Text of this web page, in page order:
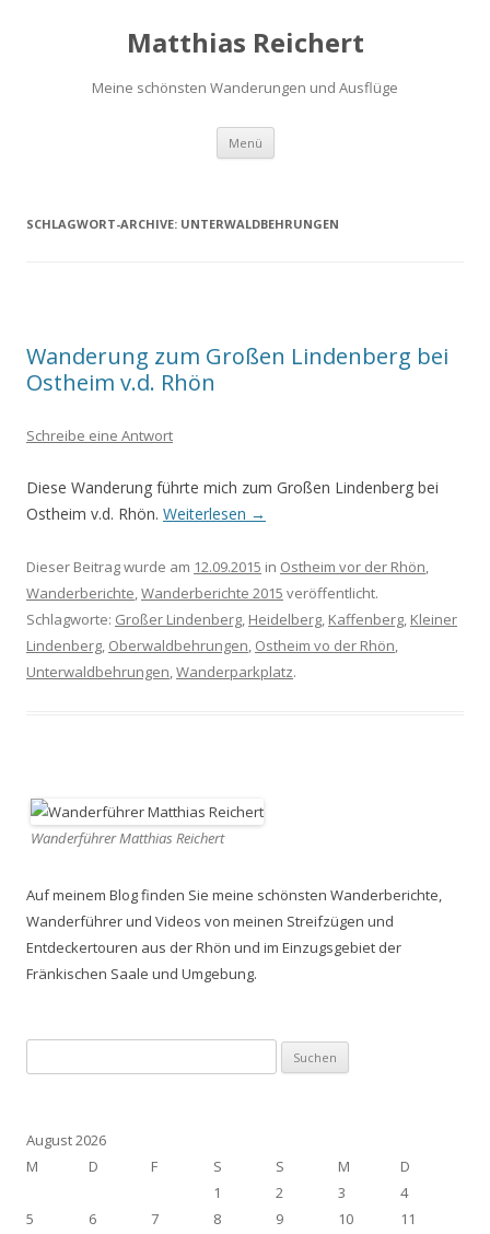
Matthias Reichert
Meine schönsten Wanderungen und Ausflüge
Menü Zum
springen
SCHLAGWORT-ARCHIVE: UNTERWALDBEHRUNGEN
Wanderung zum Großen Lindenberg bei
Ostheim v.d. Rhön
Schreibe eine Antwort
Diese Wanderung führte mich zum Großen Lindenberg bei
Ostheim v.d. Rhön. Weiterlesen →
Dieser Beitrag wurde am 12.09.2015 in Ostheim vor der Rhön,
Wanderberichte,Wanderberichte 2015 veröffentlicht.
Schlagworte: Großer Lindenberg, Heidelberg, Kaffenberg, Kleiner
Lindenberg, Oberwaldbehrungen, Ostheim vo der Rhön,
Unterwaldbehrungen,Wanderparkplatz.
Wanderführer Matthias Reichert
Auf meinem Blog finden Sie meine schönsten Wanderberichte,
Wanderführer und Videos von meinen Streifzügen und
Entdeckertouren aus der Rhön und im Einzugsgebiet der
Fränkischen Saale und Umgebung.
nach:
August 2026
M
D F S S M
D
1
2 3
4
5
6 7 8 9 10
11